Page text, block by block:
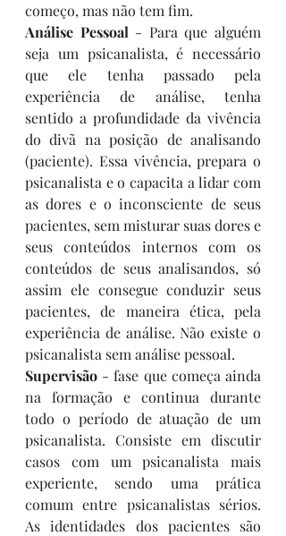
começo, mas não tem fim.
Análise Pessoal - Para que alguém
seja um psicanalista, é necessário
que ele tenha passado pela
experiência de análise, tenha
sentido a profundidade da vivência
do divã na posição de analisando
(paciente). Essa vivência, prepara o
psicanalista e o capacita a lidar com
as dores e o inconsciente de seus
pacientes, sem misturar suas dores e
seus conteúdos internos com os
conteúdos de seus analisandos, só
assim ele consegue conduzir seus
pacientes, de maneira ética, pela
experiência de análise. Não existe o
psicanalista sem análise pessoal.
Supervisão - fase que começa ainda
na formação e continua durante
todo o período de atuação de um
psicanalista. Consiste em discutir
casos com um psicanalista mais
experiente, sendo uma prática
comum entre psicanalistas sérios.
As identidades dos pacientes são